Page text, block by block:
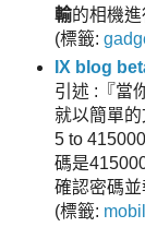
輸的相機進
(標籤:
IX blog
引述 :『當
就以簡單
5 to
碼是
確認密碼並
(標籤: